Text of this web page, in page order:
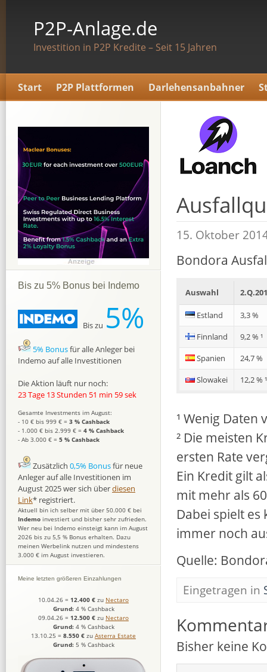
P2P-Anlage.de
Investition in P2P Kredite – Seit 15 Jahren
Start P2P Plattformen Darlehensanbahner
15. Oktober
Bondora
Auswahl
Estland
3,3 %
Finnland
9,2 % ¹
Spanien
24,7 %
Slowakei
12,2 %
¹ Wenig Daten
² Die meisten
ersten Rate
Ein Kredit gilt
mit mehr als
Dabei spielt
immer noch
Quelle:
Eingetragen in
Bisher keine
Bis zu 5% Bonus bei Indemo
Bis zu 5%
5% Bonusfür alle Anleger bei
Indemo auf alle Investitionen
Die Aktion läuft nur noch:
23 Tage 13 Stunden 51 min 58 sek
Gesamte Investments im August:
- 10 € bis 999 € = 3 % Cashback
- 1.000 € bis 2.999 € = 4 % Cashback
- Ab 3.000 € = 5 % Cashback
Zusätzlich 0,5% Bonusfür neue
Anleger auf alle Investitionen im
August 2025 wer sich überdiesen
Link* registriert.
Aktuell bin ich selber mit über 50.000 € bei
Indemo investiert und bisher sehr zufrieden.
Wer neu bei Indemo einsteigt kann im August
2026 bis zu 5,5 % Bonus erhalten. Dazu
meinen Werbelink nutzen und mindestens
3.000 € im August investieren.
Meine letzten größeren Einzahlungen
10.04.26 = 12.400 € zu Nectaro
Grund: 4 % Cashback
09.04.26 = 12.500 € zu Nectaro
Grund: 4 % Cashback
13.10.25 = 8.550 € zu Asterra Estate
Grund: 5 % Cashback